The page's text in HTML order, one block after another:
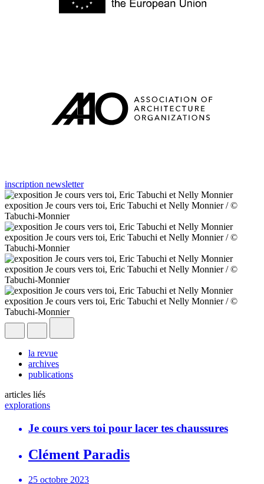
inscription newsletter
exposition Je cours vers toi, Eric Tabuchi et Nelly Monnier / ©
Tabuchi-Monnier
exposition Je cours vers toi, Eric Tabuchi et Nelly Monnier / ©
Tabuchi-Monnier
exposition Je cours vers toi, Eric Tabuchi et Nelly Monnier / ©
Tabuchi-Monnier
exposition Je cours vers toi, Eric Tabuchi et Nelly Monnier / ©
Tabuchi-Monnier
la revue
archives
publications
articles liés
explorations
Je cours vers toi pour lacer tes chaussures
Clément Paradis
25 octobre 2023